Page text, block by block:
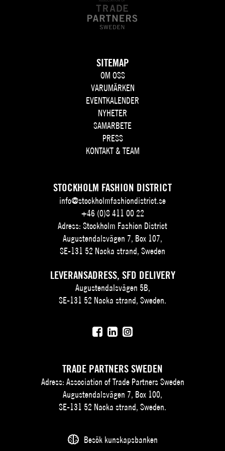
SITEMAP
OM OSS
VARUMÄRKEN
EVENTKALENDER
NYHETER
SAMARBETE
PRESS
KONTAKT & TEAM
STOCKHOLM FASHION DISTRICT
info@stockholmfashiondistrict.se
+46 (0)8 411 00 22
Adress: Stockholm Fashion District
Augustendalsvägen 7, Box 107,
SE-131 52 Nacka strand, Sweden
LEVERANSADRESS, SFD DELIVERY
Augustendalsvägen 5B,
SE-131 52 Nacka strand, Sweden.
TRADE PARTNERS SWEDEN
Adress: Association of Trade Partners Sweden
Augustendalsvägen 7, Box 100,
SE-131 52 Nacka strand, Sweden.
Besök kunskapsbanken